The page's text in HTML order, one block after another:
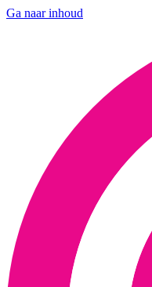
Ga naar inhoud